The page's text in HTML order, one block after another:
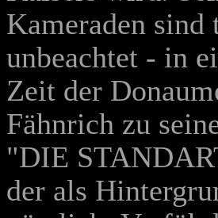
Kameraden
unbeachtet - in
Zeit der
Fähnrich zu
"DIE
der als